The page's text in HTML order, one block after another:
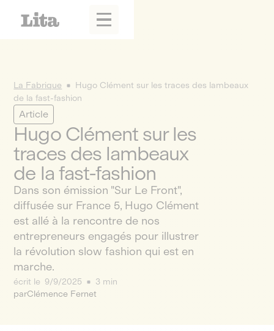
La Fabrique
Hugo Clément sur les traces des lambeaux
de la fast-fashion
Article
Hugo Clément sur les
traces des lambeaux
de la fast-fashion
Dans son émission "Sur Le Front",
diffusée sur France 5, Hugo Clément
est allé à la rencontre de nos
entrepreneurs engagés pour illustrer
la révolution slow fashion qui est en
marche.
écrit le 9/9/2025
3 min
parClémence Fernet